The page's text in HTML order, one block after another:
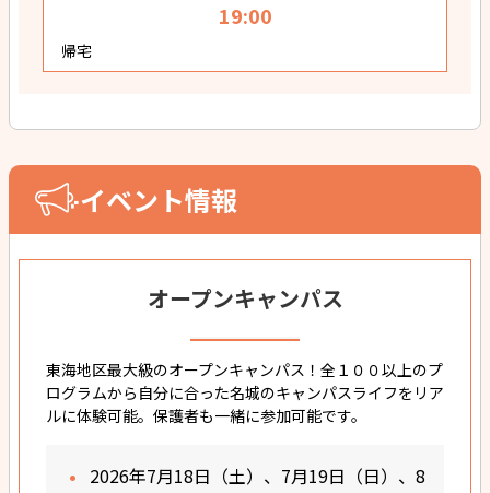
19:00
帰宅
イベント情報
オープンキャンパス
東海地区最大級のオープンキャンパス！全１００以上のプ
ログラムから自分に合った名城のキャンパスライフをリア
ルに体験可能。保護者も一緒に参加可能です。
2026年7月18日（土）、7月19日（日）、8